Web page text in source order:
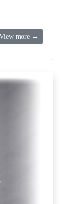
View more →